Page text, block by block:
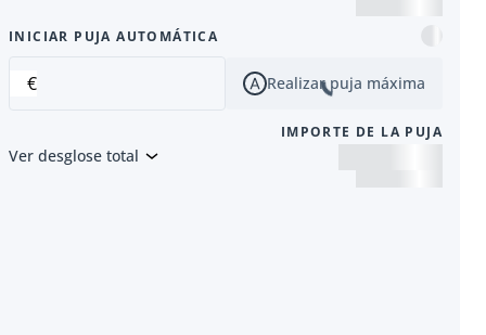
INICIAR PUJA AUTOMÁTICA
€ Realizar puja máxima
IMPORTE DE LA PUJA
Ver desglose total